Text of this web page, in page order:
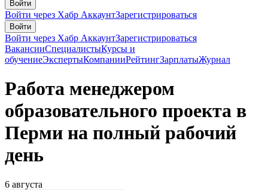
Войти
Войти через Хабр АккаунтЗарегистрироваться
Войти
Войти через Хабр АккаунтЗарегистрироваться
ВакансииСпециалистыКурсы и
обучениеЭкспертыКомпанииРейтингЗарплатыЖурнал
Работа менеджером
образовательного проекта в
Перми на полный рабочий
день
6 августа